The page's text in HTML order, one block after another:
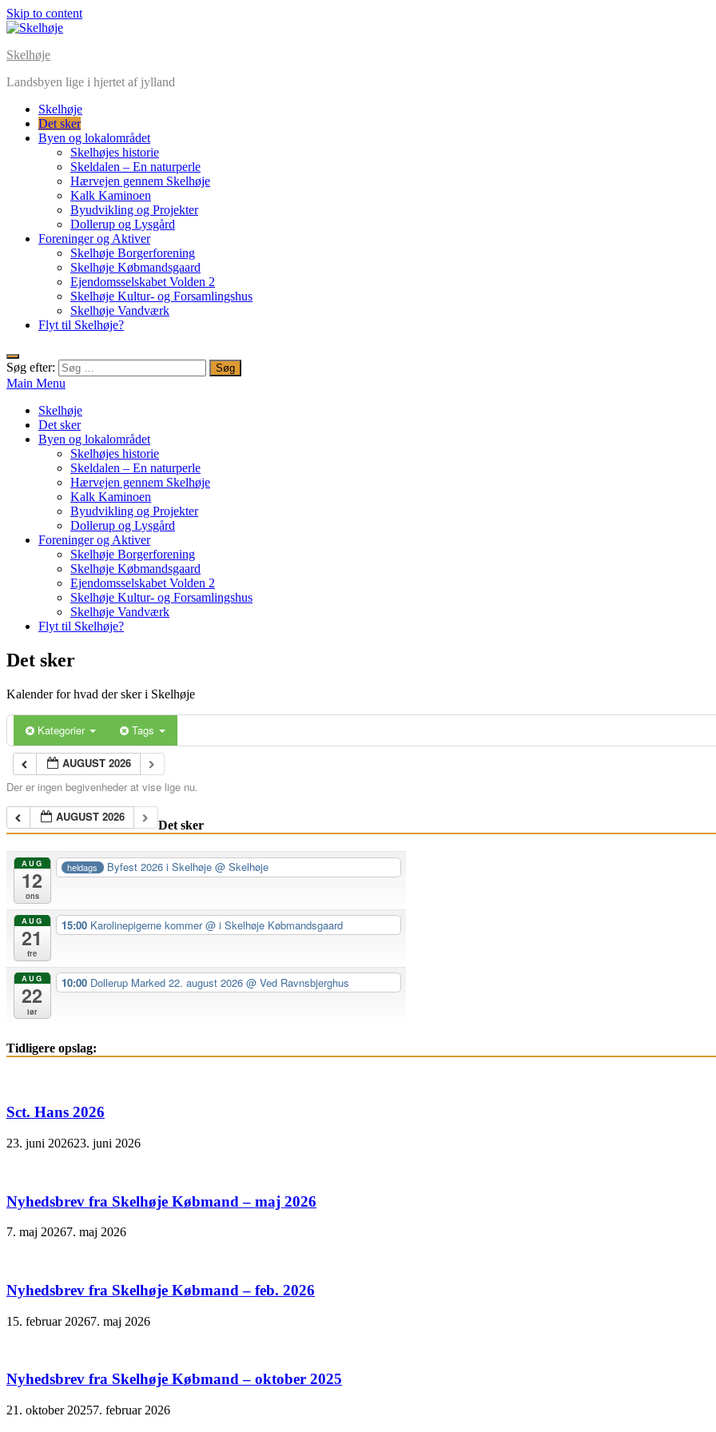
Skip to content
Skelhøje
Landsbyen lige i hjertet af jylland
Skelhøje
Det sker
Byen og lokalområdet
Skelhøjes historie
Skeldalen – En naturperle
Hærvejen gennem Skelhøje
Kalk Kaminoen
Byudvikling og Projekter
Dollerup og Lysgård
Foreninger og Aktiver
Skelhøje Borgerforening
Skelhøje Købmandsgaard
Ejendomsselskabet Volden 2
Skelhøje Kultur- og Forsamlingshus
Skelhøje Vandværk
Flyt til Skelhøje?
Søg efter:
Main Menu
Skelhøje
Det sker
Byen og lokalområdet
Skelhøjes historie
Skeldalen – En naturperle
Hærvejen gennem Skelhøje
Kalk Kaminoen
Byudvikling og Projekter
Dollerup og Lysgård
Foreninger og Aktiver
Skelhøje Borgerforening
Skelhøje Købmandsgaard
Ejendomsselskabet Volden 2
Skelhøje Kultur- og Forsamlingshus
Skelhøje Vandværk
Flyt til Skelhøje?
Det sker
Kalender for hvad der sker i Skelhøje
Kategorier Tags
AUGUST 2026
Der er ingen begivenheder at vise lige nu.
AUGUST 2026
Det sker
AUG
12
ons
heldags Byfest 2026 i Skelhøje@ Skelhøje
AUG
21
fre
15:00 Karolinepigerne kommer@ i Skelhøje Købmandsgaard
AUG
22
lør
10:00 Dollerup Marked 22. august 2026 @ Ved Ravnsbjerghus
Tidligere opslag:
Sct. Hans 2026
23. juni 202623. juni 2026
Nyhedsbrev fra Skelhøje Købmand – maj 2026
7. maj 20267. maj 2026
Nyhedsbrev fra Skelhøje Købmand – feb. 2026
15. februar 20267. maj 2026
Nyhedsbrev fra Skelhøje Købmand – oktober 2025
21. oktober 20257. februar 2026